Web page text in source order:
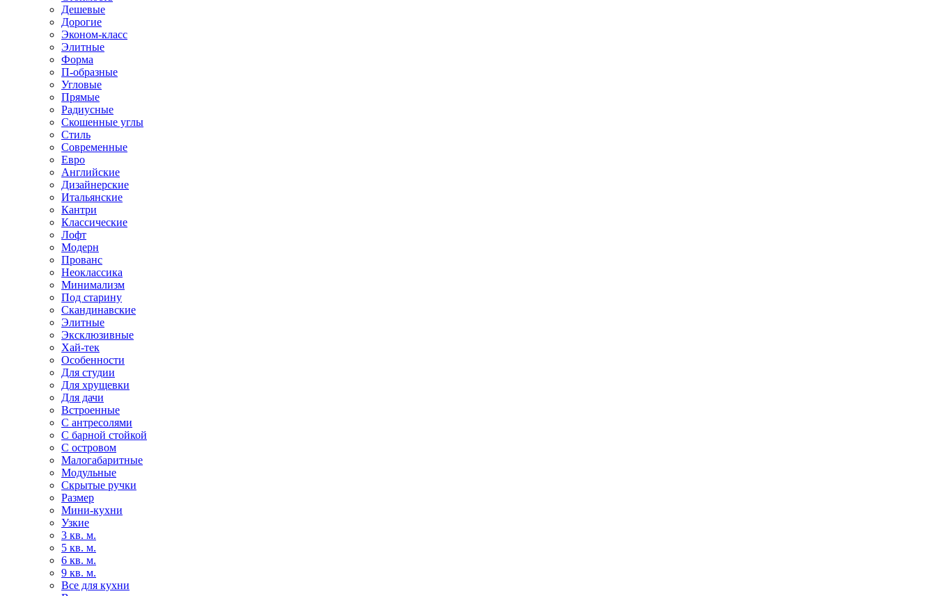
Дешевые
Дорогие
Эконом-класс
Элитные
Форма
П-образные
Угловые
Прямые
Радиусные
Скошенные углы
Стиль
Современные
Евро
Английские
Дизайнерские
Итальянские
Кантри
Классические
Лофт
Модерн
Прованс
Неоклассика
Минимализм
Под старину
Скандинавские
Элитные
Эксклюзивные
Хай-тек
Особенности
Для студии
Для хрущевки
Для дачи
Встроенные
С антресолями
С барной стойкой
С островом
Малогабаритные
Модульные
Скрытые ручки
Размер
Мини-кухни
Узкие
3 кв. м.
5 кв. м.
6 кв. м.
9 кв. м.
Все для кухни